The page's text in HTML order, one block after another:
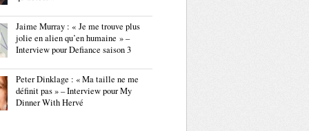
Jaime Murray : « Je me trouve plus
jolie en alien qu’en humaine » –
Interview pour Defiance saison 3
Peter Dinklage : « Ma taille ne me
définit pas » – Interview pour My
Dinner With Hervé